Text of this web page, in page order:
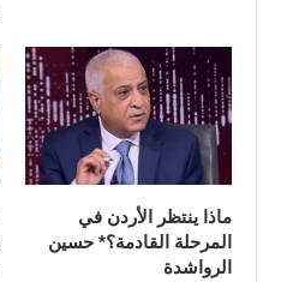
ماذا ينتظر الأردن في
المرحلة القادمة؟* حسين
الرواشدة